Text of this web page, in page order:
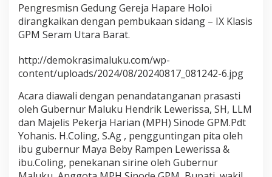
R
e
s
k
a
G
e
d
u
n
g
G
e
Pengresmisn Gedung Gereja Hapare Holoi
dirangkaikan dengan pembukaan sidang – IX Klasis
GPM Seram Utara Barat.
http://demokrasimaluku.com/wp-
content/uploads/2024/08/20240817_081242-6.jpg
Acara diawali dengan penandatanganan prasasti
oleh Gubernur Maluku Hendrik Lewerissa, SH, LLM
dan Majelis Pekerja Harian (MPH) Sinode GPM.Pdt
Yohanis. H.Coling, S.Ag , pengguntingan pita oleh
ibu gubernur Maya Beby Rampen Lewerissa &
ibu.Coling, penekanan sirine oleh Gubernur